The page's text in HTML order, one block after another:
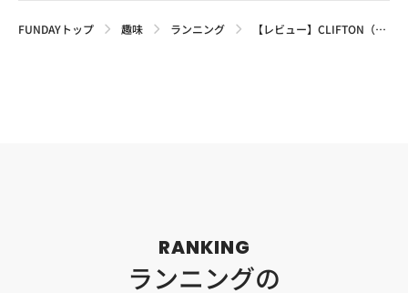
FUNDAYトップ 趣味 ランニング 【レビュー】CLIFTON（クリフトン）9を普段履きに！サイズ感や選び方を解説
RANKING
ランニングの